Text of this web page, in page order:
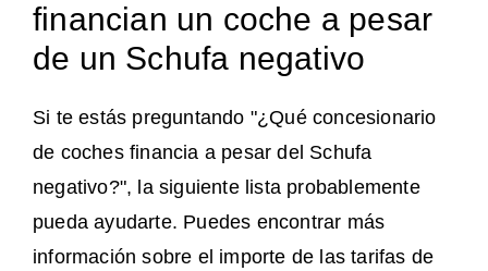
financian un coche a pesar
de un Schufa negativo
Si te estás preguntando "¿Qué concesionario
de coches financia a pesar del Schufa
negativo?", la siguiente lista probablemente
pueda ayudarte. Puedes encontrar más
información sobre el importe de las tarifas de